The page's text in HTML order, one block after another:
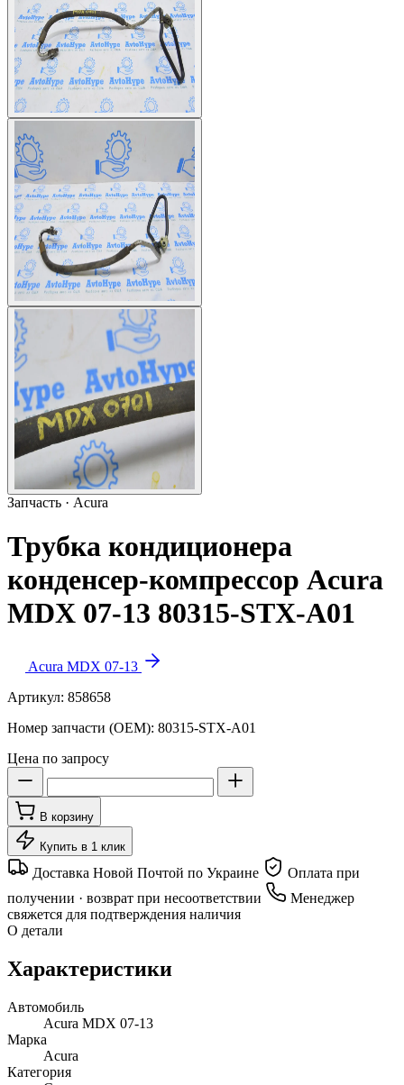
Запчасть · Acura
Трубка кондиционера
конденсер-компрессор Acura
MDX 07-13 80315-STX-A01
Acura MDX 07-13
Артикул: 858658
Номер запчасти (OEM): 80315-STX-A01
Цена по запросу
В корзину
Купить в 1 клик
Доставка Новой Почтой по Украине
Оплата при
получении · возврат при несоответствии
Менеджер
свяжется для подтверждения наличия
О детали
Характеристики
Автомобиль
Acura MDX 07-13
Марка
Acura
Категория